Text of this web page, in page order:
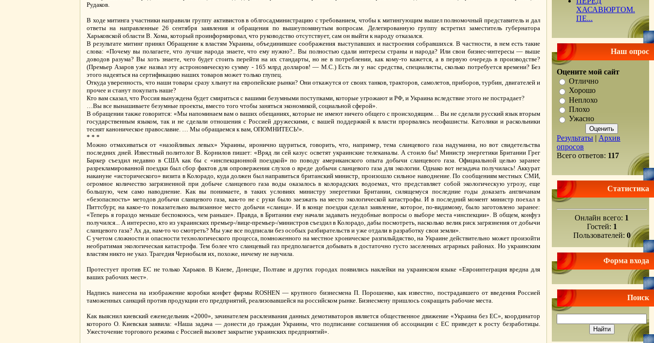
Рудаков.
В ходе митинга участники направили группу активистов в облгосадминистрацию с требованием, чтобы к митингующим вышел полномочный представитель и дал
ответы на направленные 26 сентября заявления и обращения по вышеупомянутым вопросам. Делегированную группу встретил заместитель губернатора
Харьковской области В. Хома, который проинформировал, что руководство отсутствует, сам он выйти к народу отказался.
В результате митинг принял Обращение к властям Украины, объединившее соображения выступавших и настроения собравшихся. В частности, в нем есть такие
слова: «Почему вы полагаете, что лучше народа знаете, что ему нужно?.. Вы полностью сдали интересы страны и народа? Или свои бизнес-интересы — выше
доводов разума? Вы хоть знаете, чего будет стоить перейти на их стандарты, но не в потреблении, как кому-то кажется, а в первую очередь в производстве?
(Премьер Азаров уже назвал эту астрономическую сумму - 165 млрд долларов! — М.С.) Есть ли у нас средства, специалисты, сколько потребуется времени? Без
этого надеяться на сертификацию наших товаров может только глупец.
Откуда уверенность, что наши товары сразу хлынут на европейские рынки? Они откажутся от своих танков, тракторов, самолетов, приборов, турбин, двигателей и
прочее и станут покупать наше?
Кто вам сказал, что Россия вынуждена будет смириться с вашими безумными поступками, которые угрожают и РФ, и Украина вследствие этого не пострадает?
…Вы все вынашиваете безумные проекты, вместо того чтобы заняться экономикой, социальной сферой».
В обращении также говорится: «Мы напоминаем вам о ваших обещаниях, которые не имеют ничего общего с происходящим… Вы не сделали русский язык вторым
государственным языком, так и не сделали отношения с Россией дружескими, с вашей поддержкой к власти прорвались неофашисты. Католики и раскольники
теснят каноническое православие. … Мы обращаемся к вам, ОПОМНИТЕСЬ!».
* * *
Можно отмахиваться от «назойливых левых» Украины, иронично щуриться, говорить, что, например, тема сланцевого газа надуманна, но вот свидетельства
последних дней. Известный политолог В. Корнилов пишет: «Вряд ли сей казус осветят украинские телеканалы. А стоило бы! Министр энергетики Британии Грег
Баркер съездил недавно в США как бы с «инспекционной поездкой» по поводу американского опыта добычи сланцевого газа. Официальной целью заранее
разрекламированной поездки был сбор фактов для опровержения слухов о вреде добычи сланцевого газа для экологии. Однако вот незадача получилась! Аккурат
накануне «исторического» визита в Колорадо, куда должен был направиться британский министр, произошло сильное наводнение. По сообщениям местных СМИ,
огромное количество загрязненной при добыче сланцевого газа воды оказалось в колорадских водоемах, что представляет собой экологическую угрозу, еще
большую, чем само наводнение. Как вы понимаете, в таких условиях министру энергетики Британии, силящемуся последние годы доказать англичанам
«безопасность» методов добычи сланцевого газа, как-то не с руки было заезжать на место экологической катастрофы. И в последний момент министр поехал в
Питтсбург, на какое-то показательно вылизанное место добычи «сланца». И в конце поездки сделал заявление, которое, по-видимому, было заготовлено заранее:
«Теперь я гораздо меньше беспокоюсь, чем раньше». Правда, в Британии ему начали задавать неудобные вопросы о выборе места «инспекции». В общем, конфуз
получился... А интересно, кто из украинских премьер-/вице-премьер-/министров съездил в Колорадо, дабы посмотреть, насколько велик риск загрязнения от добычи
сланцевого газа? Ах да, нам-то чо смотреть? Мы уже все подписали без особых разбирательств и уже отдали в разработку свои земли».
С учетом сложности и опасности технологического процесса, помноженного на местное хроническое разгильйдяство, на Украине действительно может произойти
необратимая экологическая катастрофа. Тем более что сланцевый газ предполагается добывать в достаточно густо заселенных аграрных районах. Но украинским
властям никто не указ. Трагедия Чернобыля их, похоже, ничему не научила.
Протестует против ЕС не только Харьков. В Киеве, Донецке, Полтаве и других городах появились наклейки на украинском языке «Евроинтеграция вредна для
ваших рабочих мест».
Надпись нанесена на изображение коробки конфет фирмы ROSHEN — крупного бизнесмена П. Порошенко, как известно, пострадавшего от введения Россией
таможенных санкций против продукции его предприятий, реализовавшейся на российском рынке. Бизнесмену пришлось сокращать рабочие места.
Как выяснил киевский еженедельник «2000», зачинателем расклеивания данных демотиваторов является общественное движение «Украина без ЕС», координатор
которого О. Киевская заявила: «Наша задача — донести до граждан Украины, что подписание соглашения об ассоциации с ЕС приведет к росту безработицы.
Ужесточение торгового режима с Россией вызовет закрытие украинских предприятий».
ХАСАВЮРТОМ.
ПЕ...
Наш опрос
Оцените мой сайт
Отлично
Хорошо
Неплохо
Плохо
Ужасно
Результаты | Архив
опросов
Всего ответов: 117
Статистика
Онлайн всего: 1
Гостей: 1
Пользователей: 0
Форма входа
Поиск